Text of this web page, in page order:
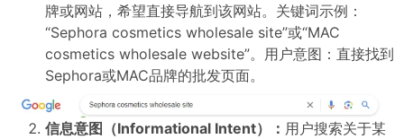
牌或网站，希望直接导航到该网站。关键词示例：
“Sephora cosmetics wholesale site”或“MAC
cosmetics wholesale website”。用户意图：直接找到
Sephora或MAC品牌的批发页面。
信息意图（Informational Intent）： 用户搜索关于某